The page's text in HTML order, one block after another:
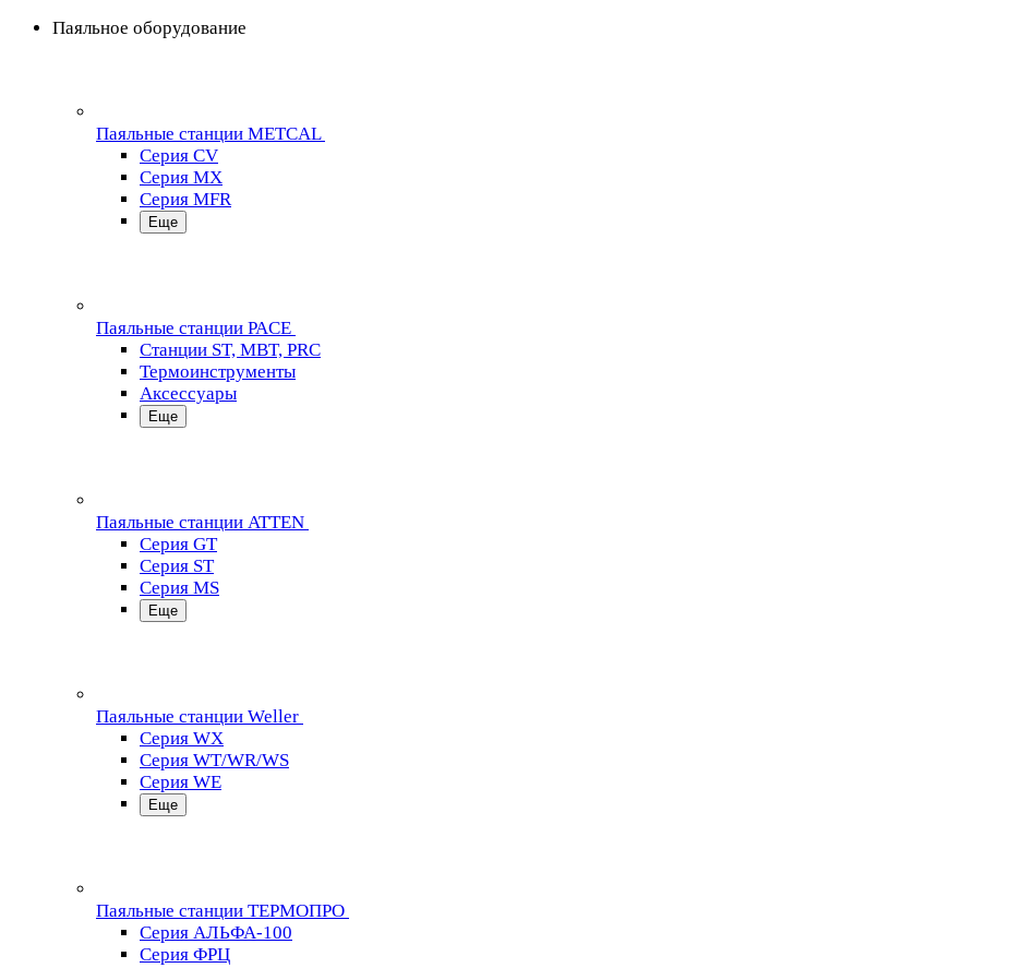
Паяльное оборудование
Паяльные станции METCAL
Серия CV
Серия MX
Серия MFR
Еще
Паяльные станции PACE
Станции ST, MBT, PRC
Термоинструменты
Аксессуары
Еще
Паяльные станции ATTEN
Серия GT
Серия ST
Серия MS
Еще
Паяльные станции Weller
Серия WX
Серия WT/WR/WS
Серия WE
Еще
Паяльные станции ТЕРМОПРО
Серия АЛЬФА-100
Серия ФРЦ